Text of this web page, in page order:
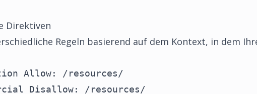
Direktiven
Regeln basierend auf dem Kontext, in dem
Allow: /resources/
Disallow: /resources/